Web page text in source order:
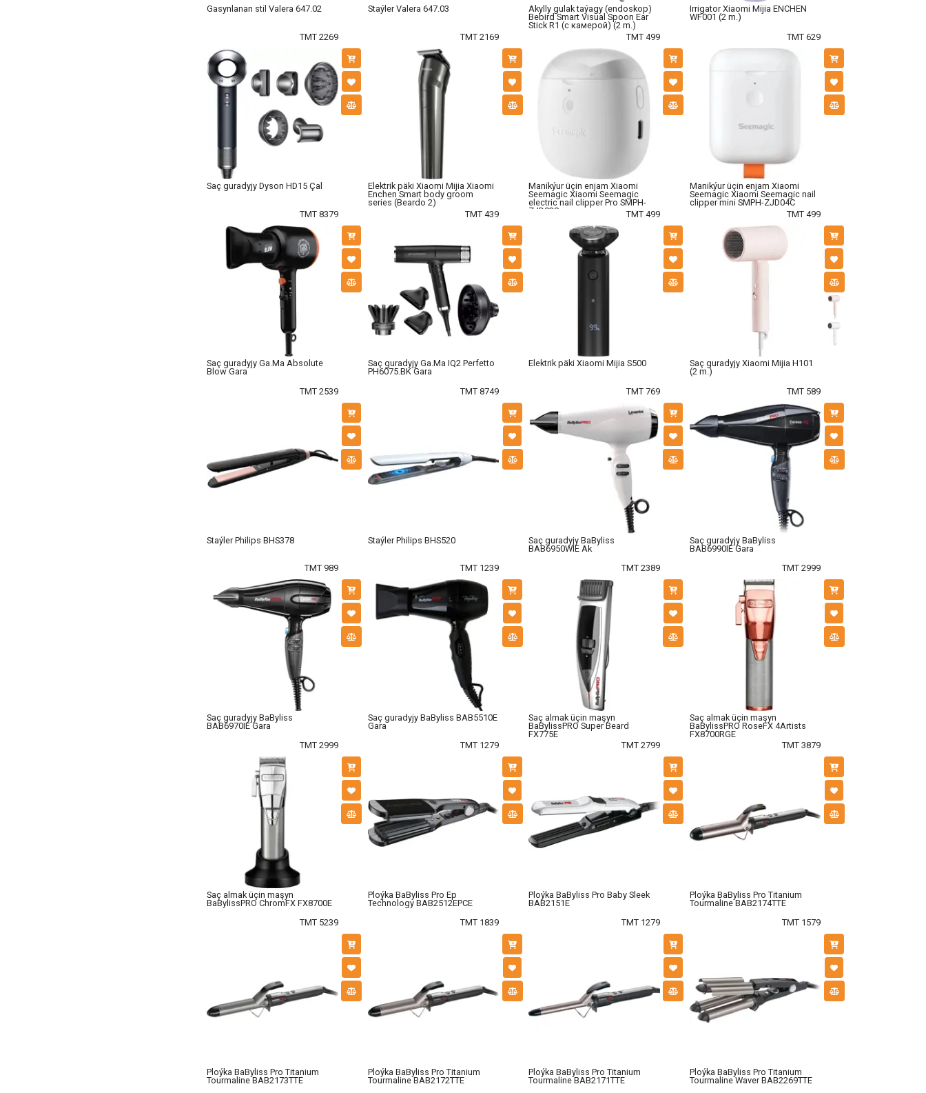
Gasynlanan stil Valera 647.02
TMT 2269
Staýler Valera 647.03
TMT 2169
Akylly gulak taýagy (endoskop)
Bebird Smart Visual Spoon Ear
Stick R1 (с камерой) (2 m.)
TMT 499
Irrigator Xiaomi Mijia ENCHEN
WF001 (2 m.)
TMT 629
Saç guradyjy Dyson HD15 Çal
TMT 8379
Elektrik päki Xiaomi Mijia Xiaomi
Enchen Smart body groom
series (Beardo 2)
TMT 439
Manikýur üçin enjam Xiaomi
Seemagic Xiaomi Seemagic
electric nail clipper Pro SMPH-
ZJD03S
TMT 499
Manikýur üçin enjam Xiaomi
Seemagic Xiaomi Seemagic nail
clipper mini SMPH-ZJD04C
TMT 499
Saç guradyjy Ga.Ma Absolute
Blow Gara
TMT 2539
Saç guradyjy Ga.Ma IQ2 Perfetto
PH6075.BK Gara
TMT 8749
Elektrik päki Xiaomi Mijia S500
TMT 769
Saç guradyjy Xiaomi Mijia H101
(2 m.)
TMT 589
Staýler Philips BHS378
TMT 989
Staýler Philips BHS520
TMT 1239
Saç guradyjy BaByliss
BAB6950WIE Ak
TMT 2389
Saç guradyjy BaByliss
BAB6990IE Gara
TMT 2999
Saç guradyjy BaByliss
BAB6970IE Gara
TMT 2999
Saç guradyjy BaByliss BAB5510E
Gara
TMT 1279
Saç almak üçin maşyn
BaBylissPRO Super Beard
FX775E
TMT 2799
Saç almak üçin maşyn
BaBylissPRO RoseFX 4Artists
FX8700RGE
TMT 3879
Saç almak üçin maşyn
BaBylissPRO ChromFX FX8700E
TMT 5239
Ploýka BaByliss Pro Ep
Technology BAB2512EPCE
TMT 1839
Ploýka BaByliss Pro Baby Sleek
BAB2151E
TMT 1279
Ploýka BaByliss Pro Titanium
Tourmaline BAB2174TTE
TMT 1579
Ploýka BaByliss Pro Titanium
Tourmaline BAB2173TTE
Ploýka BaByliss Pro Titanium
Tourmaline BAB2172TTE
Ploýka BaByliss Pro Titanium
Tourmaline BAB2171TTE
Ploýka BaByliss Pro Titanium
Tourmaline Waver BAB2269TTE